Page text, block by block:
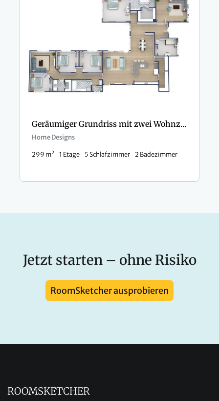
Geräumiger Grundriss mit zwei Wohnzimmern
Home Designs
299 m2 1 Etage 5 Schlafzimmer 2 Badezimmer
Jetzt starten – ohne Risiko
RoomSketcher ausprobieren
ROOMSKETCHER